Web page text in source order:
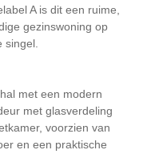
A is dit een ruime,
gezinswoning op
singel.
met een modern
met glasverdeling
voorzien van
en een praktische